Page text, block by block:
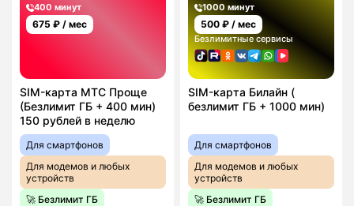
400 минут
675 ₽ / мес
SIM-карта МТС Проще
(Безлимит ГБ + 400 мин)
150 рублей в неделю
Для смартфонов
Для модемов и любых
устройств
🚀 Безлимит ГБ
1000 минут
500 ₽ / мес
Безлимитные сервисы
SIM-карта Билайн (
безлимит ГБ + 1000 мин)
Для смартфонов
Для модемов и любых
устройств
🚀 Безлимит ГБ